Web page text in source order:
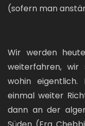
(sofern man
Wir werden
weiterfahren,
wohin
einmal weiter
dann an der